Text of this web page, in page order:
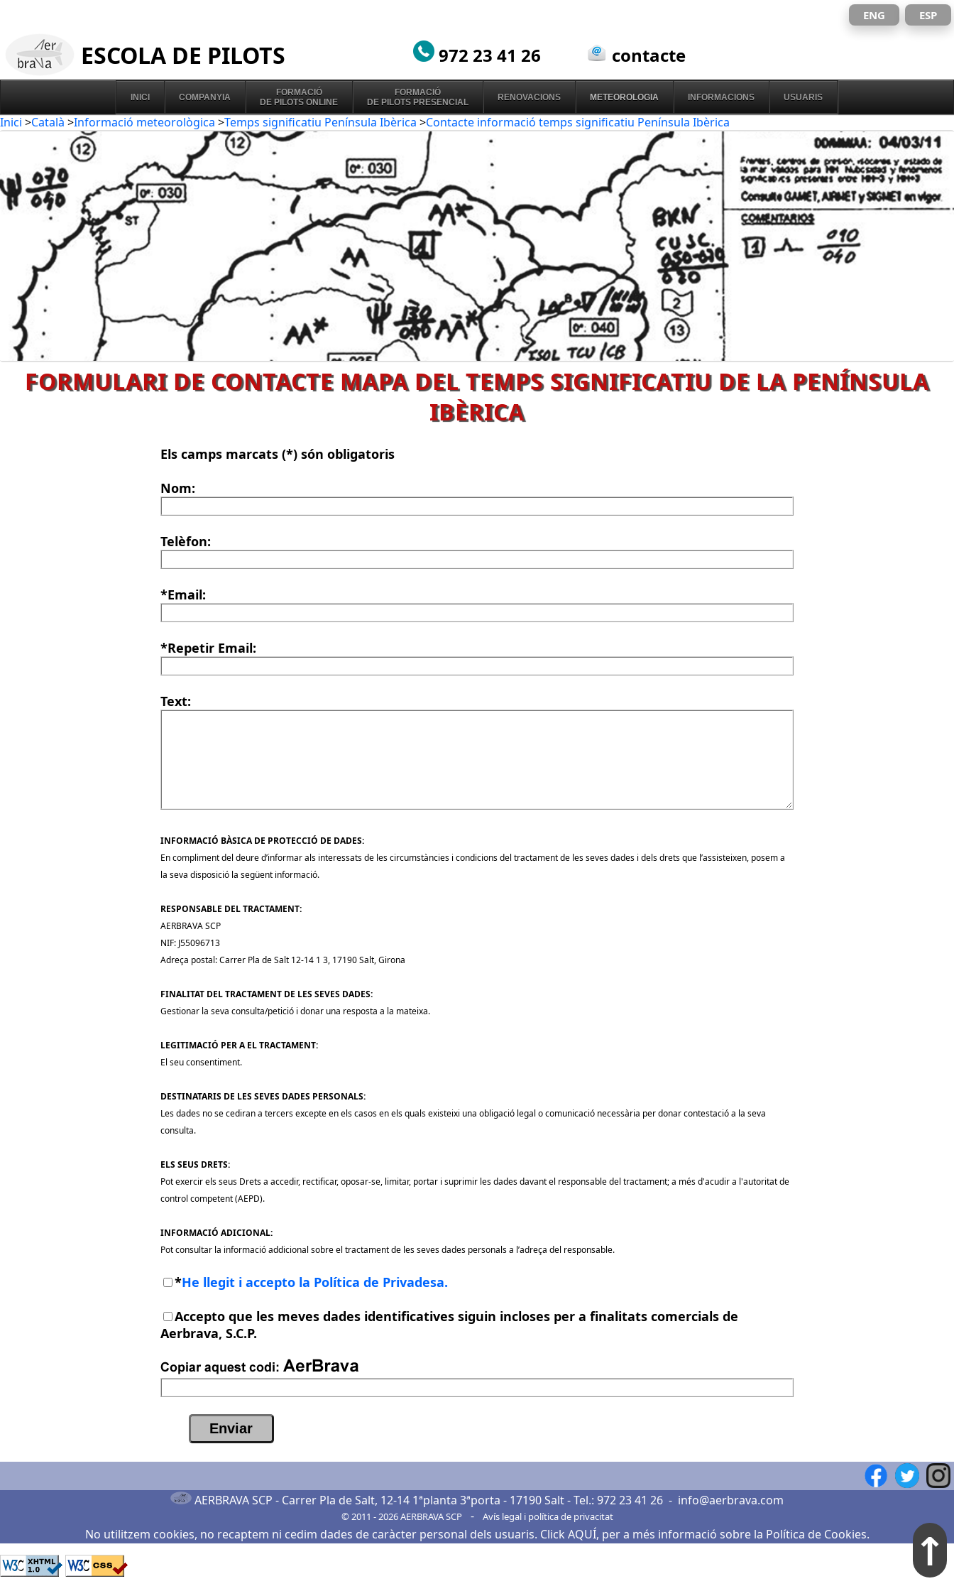
ENG ESP
ESCOLA DE PILOTS 972 23 41 26 contacte
INICI COMPANYIA
FORMACIÓ
DE PILOTS ONLINE
FORMACIÓ
DE PILOTS PRESENCIAL
RENOVACIONS METEOROLOGIA INFORMACIONS USUARIS
Inici >Català >Informació meteorològica >Temps significatiu Península Ibèrica >Contacte informació temps significatiu Península Ibèrica
FORMULARI DE CONTACTE MAPA DEL TEMPS SIGNIFICATIU DE LA PENÍNSULA
IBÈRICA
Els camps marcats (*) són obligatoris
Nom:
Telèfon:
*Email:
*Repetir Email:
Text:
INFORMACIÓ BÀSICA DE PROTECCIÓ DE DADES:
En compliment del deure d’informar als interessats de les circumstàncies i condicions del tractament de les seves dades i dels drets que l’assisteixen, posem a
la seva disposició la següent informació.
RESPONSABLE DEL TRACTAMENT:
AERBRAVA SCP
NIF: J55096713
Adreça postal: Carrer Pla de Salt 12-14 1 3, 17190 Salt, Girona
FINALITAT DEL TRACTAMENT DE LES SEVES DADES:
Gestionar la seva consulta/petició i donar una resposta a la mateixa.
LEGITIMACIÓ PER A EL TRACTAMENT:
El seu consentiment.
DESTINATARIS DE LES SEVES DADES PERSONALS:
Les dades no se cediran a tercers excepte en els casos en els quals existeixi una obligació legal o comunicació necessària per donar contestació a la seva
consulta.
ELS SEUS DRETS:
Pot exercir els seus Drets a accedir, rectificar, oposar-se, limitar, portar i suprimir les dades davant el responsable del tractament; a més d'acudir a l'autoritat de
control competent (AEPD).
INFORMACIÓ ADICIONAL:
Pot consultar la informació addicional sobre el tractament de les seves dades personals a l’adreça del responsable.
*He llegit i accepto la Política de Privadesa.
Accepto que les meves dades identificatives siguin incloses per a finalitats comercials de
Aerbrava, S.C.P.
AERBRAVA SCP - Carrer Pla de Salt, 12-14 1ªplanta 3ªporta - 17190 Salt- Tel.: 972 23 41 26 - info@aerbrava.com
© 2011 - 2026AERBRAVA SCP- Avís legali política de privacitat
No utilitzem cookies, no recaptem ni cedim dades de caràcter personal dels usuaris. Click AQUÍ, per a més informació sobre la Política de Cookies. ↑